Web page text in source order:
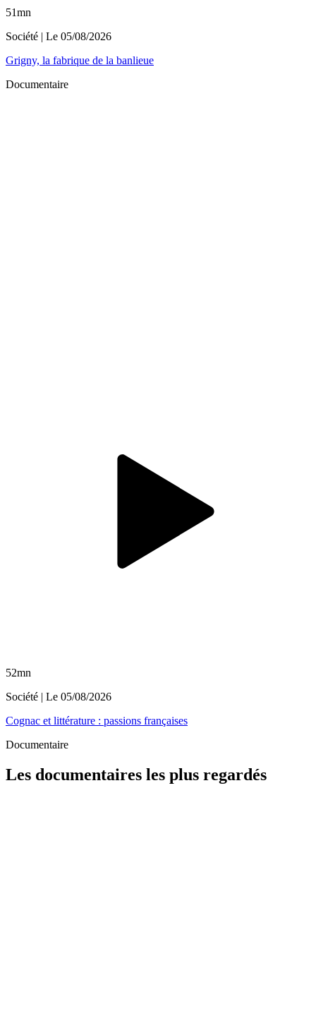
51mn
Société | Le 05/08/2026
Grigny, la fabrique de la banlieue
Documentaire
52mn
Société | Le 05/08/2026
Cognac et littérature : passions françaises
Documentaire
Les documentaires les plus regardés